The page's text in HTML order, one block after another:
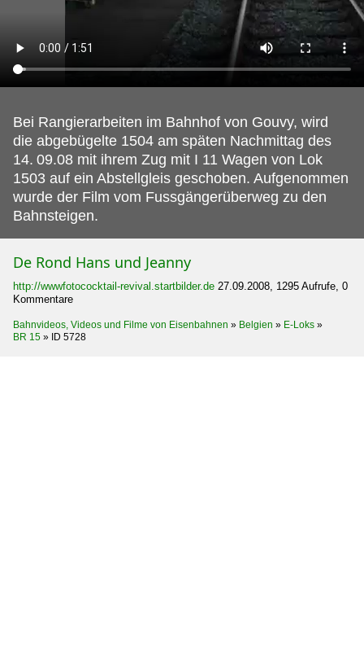
Bei Rangierarbeiten im Bahnhof von Gouvy, wird
die abgebügelte 1504 am späten Nachmittag des
14. 09.08 mit ihrem Zug mit I 11 Wagen von Lok
1503 auf ein Abstellgleis geschoben. Aufgenommen
wurde der Film vom Fussgängerüberweg zu den
Bahnsteigen.
De Rond Hans und Jeanny
http://wwwfotococktail-revival.startbilder.de 27.09.2008, 1295 Aufrufe, 0
Kommentare
Bahnvideos, Videos und Filme von Eisenbahnen » Belgien » E-Loks »
BR 15 » ID 5728